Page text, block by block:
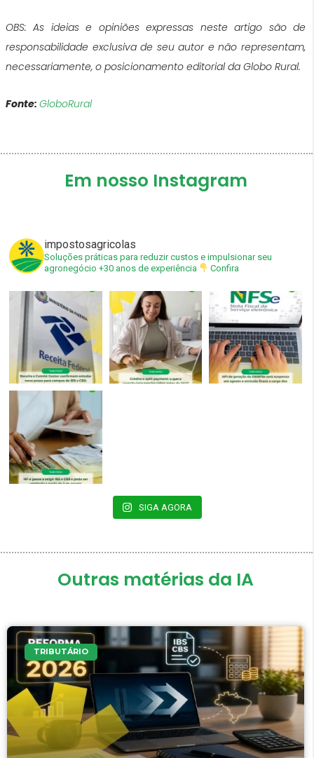
OBS: As ideias e opiniões expressas neste artigo são de
responsabilidade exclusiva de seu autor e não representam,
necessariamente, o posicionamento editorial da Globo Rural.
Fonte: GloboRural
Em nosso Instagram
impostosagricolas
Soluções práticas para reduzir custos e impulsionar seu
agronegócio +30 anos de experiência Confira
SIGA AGORA
Outras matérias da IA
TRIBUTÁRIO